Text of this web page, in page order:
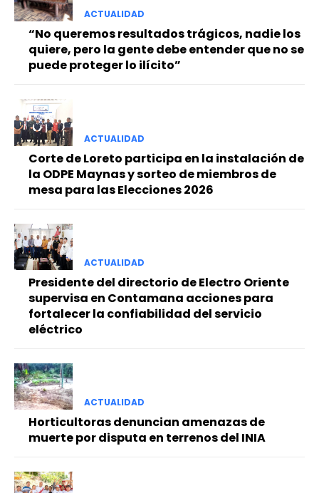
ACTUALIDAD
“No queremos resultados trágicos, nadie los
quiere, pero la gente debe entender que no se
puede proteger lo ilícito”
ACTUALIDAD
Corte de Loreto participa en la instalación de
la ODPE Maynas y sorteo de miembros de
mesa para las Elecciones 2026
ACTUALIDAD
Presidente del directorio de Electro Oriente
supervisa en Contamana acciones para
fortalecer la confiabilidad del servicio
eléctrico
ACTUALIDAD
Horticultoras denuncian amenazas de
muerte por disputa en terrenos del INIA